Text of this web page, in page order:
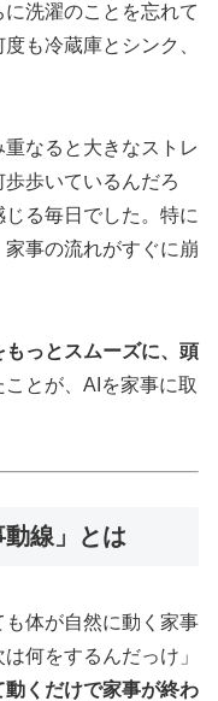
洗濯のことを忘れて
も冷蔵庫とシンク、
なると大きなストレ
歩いているんだろ
る毎日でした。特に
事の流れがすぐに崩
もっとスムーズに、頭
ことが、AIを家事に取
線」とは
体が自然に動く家事
何をするんだっけ」
動くだけで家事が終わ